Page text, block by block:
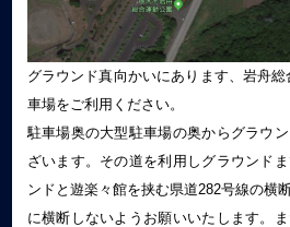
グラウンド真向かいにあります、岩舟
車場をご利用ください。
駐車場奥の大型駐車場の奥からグラウ
ざいます。その道を利用しグラウンド
ンドと遊楽々館を挟む県道282号線の横
に横断しないようお願いいたします。